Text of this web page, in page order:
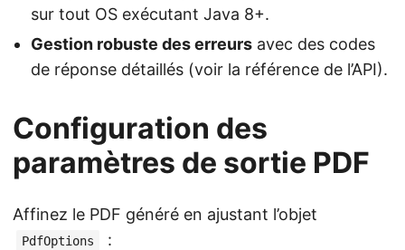
sur tout OS exécutant Java 8+.
Gestion robuste des erreurs avec des codes
de réponse détaillés (voir la référence de l’API).
Configuration des
paramètres de sortie PDF
Affinez le PDF généré en ajustant l’objet
PdfOptions :